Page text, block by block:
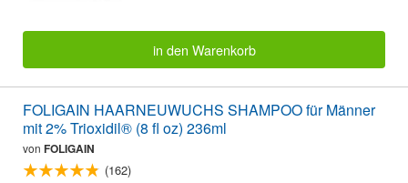
in den Warenkorb
FOLIGAIN HAARNEUWUCHS SHAMPOO für Männer
mit 2% Trioxidil® (8 fl oz) 236ml
von FOLIGAIN
(162)